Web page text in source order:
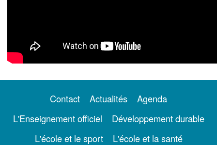
Contact Actualités
Agenda
L'Enseignement officiel
Développement durable
L'école et le sport
L'école et la santé